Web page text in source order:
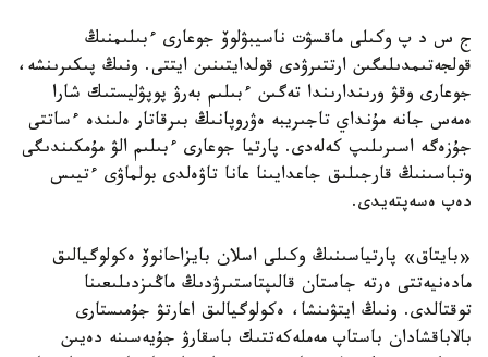
ج س د پ وكىلى ماقسۋت ناسيبۋلوۆ جوعارى ءبىلىمنىڭ
قولجەتىمدىلىگىن ارتتىرۋدى قولدايتىنىن ايتتى. ونىڭ پىكىرىنشە،
جوعارى وقۋ ورىندارىندا تەگىن ءبىلىم بەرۋ پوپۋليستىك شارا
ەمەس جانە مۇنداي تاجىريبە ەۋروپانىڭ بىرقاتار ەلىندە ءساتتى
جۇزەگە اسىرىلىپ كەلەدى. پارتيا جوعارى ءبىلىم الۋ مۇمكىندىگى
وتباسىنىڭ قارجىلىق جاعدايىنا عانا تاۋەلدى بولماۋى ءتيىس
دەپ ەسەپتەيدى.
«بايتاق» پارتياسىنىڭ وكىلى اسلان بايزاحانوۆ ەكولوگيالىق
مادەنيەتتى ەرتە جاستان قالىپتاستىرۋدىڭ ماڭىزدىلىعىنا
توقتالدى. ونىڭ ايتۋىنشا، ەكولوگيالىق اعارتۋ جۇمىستارى
بالاباقشادان باستاپ مەملەكەتتىك باسقارۋ جۇيەسىنە دەيىن